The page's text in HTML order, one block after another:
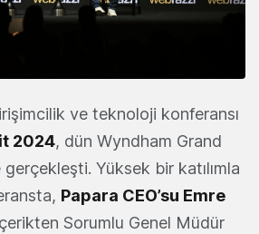
ve teknoloji konferansı
2024, dün Wyndham Grand
Yüksek bir katılımla
Papara CEO’su Emre
Sorumlu Genel Müdür